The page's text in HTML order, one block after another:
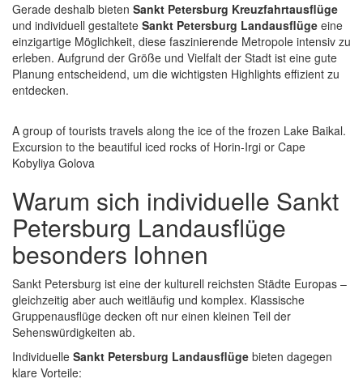
Gerade deshalb bieten Sankt Petersburg Kreuzfahrtausflüge
und individuell gestaltete Sankt Petersburg Landausflüge eine
einzigartige Möglichkeit, diese faszinierende Metropole intensiv zu
erleben. Aufgrund der Größe und Vielfalt der Stadt ist eine gute
Planung entscheidend, um die wichtigsten Highlights effizient zu
entdecken.
A group of tourists travels along the ice of the frozen Lake Baikal.
Excursion to the beautiful iced rocks of Horin-Irgi or Cape
Kobyliya Golova
Warum sich individuelle Sankt
Petersburg Landausflüge
besonders lohnen
Sankt Petersburg ist eine der kulturell reichsten Städte Europas –
gleichzeitig aber auch weitläufig und komplex. Klassische
Gruppenausflüge decken oft nur einen kleinen Teil der
Sehenswürdigkeiten ab.
Individuelle Sankt Petersburg Landausflüge bieten dagegen
klare Vorteile: